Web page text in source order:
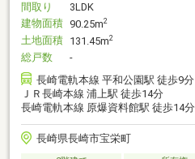
間取り
3LDK
建物面積 90.25m2
土地面積 131.45m2
総戸数
-
長崎電軌本線 平和公園駅 徒歩9分
ＪＲ長崎本線 浦上駅 徒歩14分
長崎電軌本線 原爆資料館駅 徒歩14分
長崎県長崎市宝栄町